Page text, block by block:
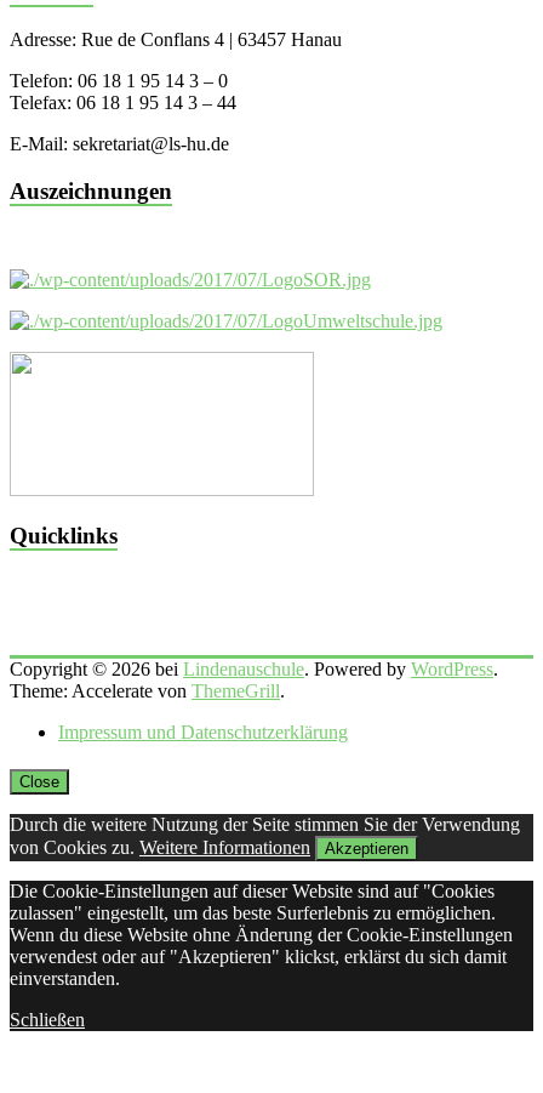
Adresse: Rue de Conflans 4 | 63457 Hanau
Telefon: 06 18 1 95 14 3 – 0
Telefax: 06 18 1 95 14 3 – 44
E-Mail: sekretariat@ls-hu.de
Auszeichnungen
Quicklinks
Copyright © 2026 bei Lindenauschule. Powered by WordPress.
Theme: Accelerate von ThemeGrill.
Impressum und Datenschutzerklärung
Close
Durch die weitere Nutzung der Seite stimmen Sie der Verwendung
von Cookies zu. Weitere Informationen Akzeptieren
Die Cookie-Einstellungen auf dieser Website sind auf "Cookies
zulassen" eingestellt, um das beste Surferlebnis zu ermöglichen.
Wenn du diese Website ohne Änderung der Cookie-Einstellungen
verwendest oder auf "Akzeptieren" klickst, erklärst du sich damit
einverstanden.
Schließen